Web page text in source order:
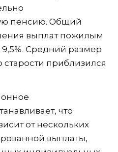
пенсию. Общий
выплат пожилым
Средний размер
приблизился
что
от нескольких
выплаты,